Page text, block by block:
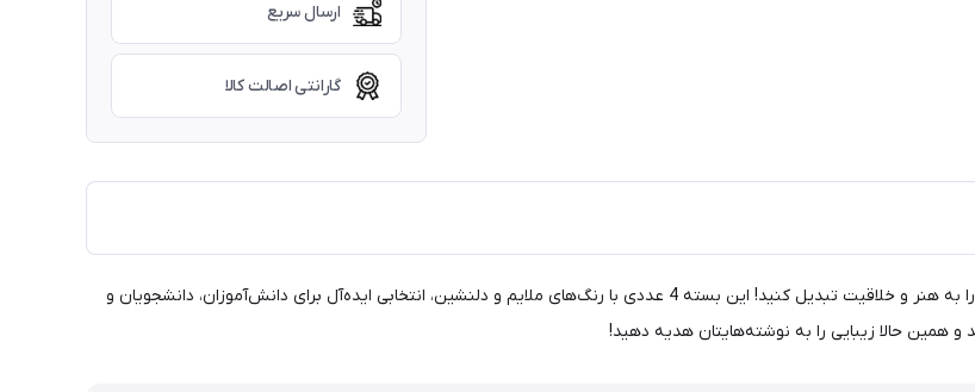
ارسال سریع
گارانتی اصالت کالا
با ماژیک هایلایت پاستلی اسکول فنس کد FA92312، یادداشت‌ها و دفترهایتان را به هنر و خلاقیت تبدیل کنید! این بسته 4 عددی با رنگ‌های ملایم و دلنشین، انتخابی ایده‌آل برای دانش‌آموزان، دانشجویان و
حالا زیبایی را به نوشته‌هایتان هدیه دهید!